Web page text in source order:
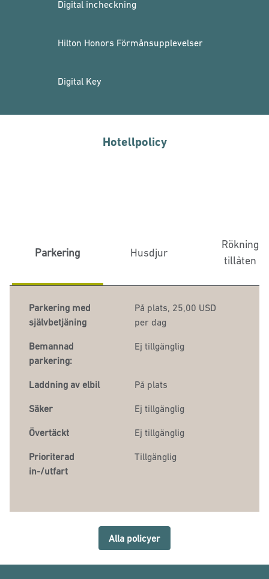
Digital incheckning
Hilton Honors Förmånsupplevelser
Digital Key
Hotellpolicy
Parkering Husdjur
Rökning
tillåten
Parkering med
självbetjäning
På plats, 25,00 USD
per dag
Bemannad
parkering:
Ej tillgänglig
Laddning av elbil På plats
Säker Ej tillgänglig
Övertäckt Ej tillgänglig
Prioriterad
in-/utfart
Tillgänglig
Alla policyer